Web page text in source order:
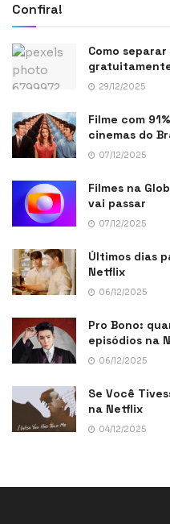
Confira!
Como
29/12/2025
Filme com
cinemas do
07/12/2025
Filmes na
vai passar
07/12/2025
Últimos dias
Netflix
06/12/2025
Pro Bono:
episódios na
06/12/2025
Se Você
na Netflix
04/12/2025